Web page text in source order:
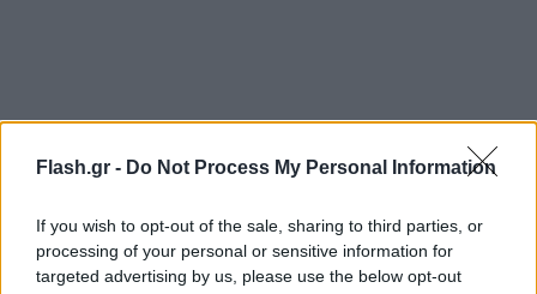
Flash.gr - Do Not Process My Personal Information
If you wish to opt-out of the sale, sharing to third parties, or
processing of your personal or sensitive information for
targeted advertising by us, please use the below opt-out